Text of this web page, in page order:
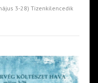
(május 3-28) Tizenkilencedik